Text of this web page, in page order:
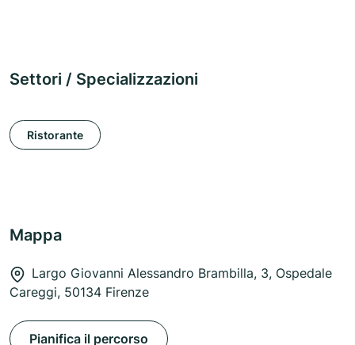
Settori / Specializzazioni
Ristorante
Mappa
Largo Giovanni Alessandro Brambilla, 3, Ospedale
Careggi, 50134 Firenze
Pianifica il percorso